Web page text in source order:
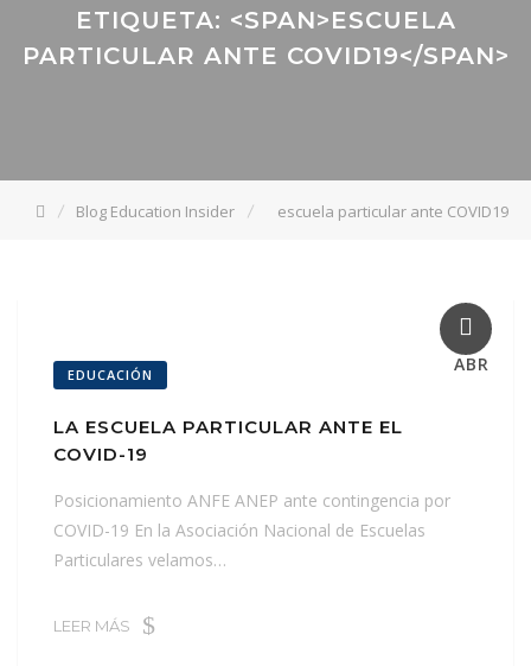
ETIQUETA: <SPAN>ESCUELA
PARTICULAR ANTE COVID19</SPAN>
Blog Education Insider escuela particular ante COVID19
27
ABR
EDUCACIÓN
LA ESCUELA PARTICULAR ANTE EL
COVID-19
Posicionamiento ANFE ANEP ante contingencia por
COVID-19 En la Asociación Nacional de Escuelas
Particulares velamos…
LEER MÁS